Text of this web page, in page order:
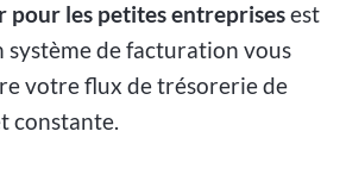
pour les petites entreprisesest
système de facturation vous
votre flux de trésorerie de
constante.